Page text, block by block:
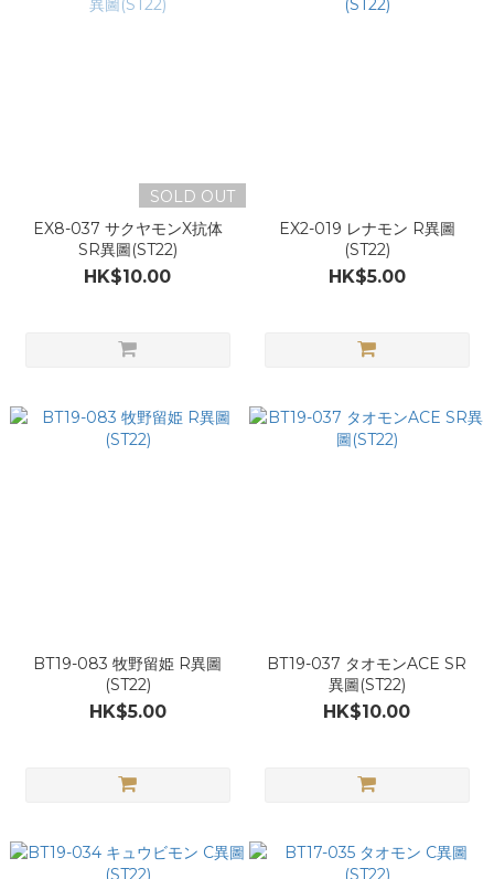
SOLD OUT
EX8-037 サクヤモンX抗体
SR異圖(ST22)
HK$10.00
EX2-019 レナモン R異圖
(ST22)
HK$5.00
BT19-083 牧野留姫 R異圖
(ST22)
HK$5.00
BT19-037 タオモンACE SR
異圖(ST22)
HK$10.00